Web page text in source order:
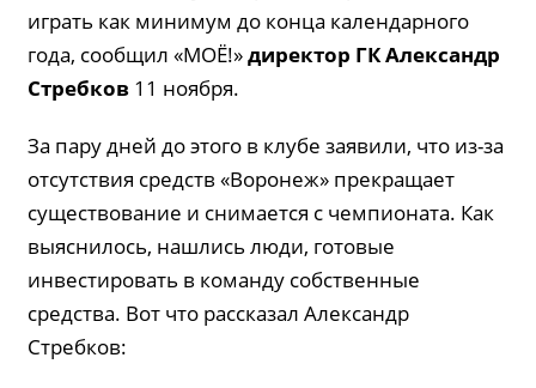
играть как минимум до конца календарного
года, сообщил «МОЁ!»директор ГК Александр
Стребков 11 ноября.
За пару дней до этого в клубе заявили, что из-за
отсутствия средств «Воронеж» прекращает
существование и снимается с чемпионата. Как
выяснилось, нашлись люди, готовые
инвестировать в команду собственные
средства. Вот что рассказал Александр
Стребков: